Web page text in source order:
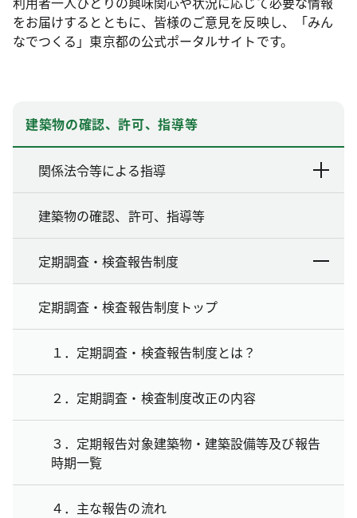
をお届けするとともに、皆様のご意見を反映し、「みん
なでつくる」東京都の公式ポータルサイトです。
建築物の確認、許可、指導等
関係法令等による指導
建築物の確認、許可、指導等
定期調査・検査報告制度
定期調査・検査報告制度トップ
１．定期調査・検査報告制度とは？
２．定期調査・検査制度改正の内容
３．定期報告対象建築物・建築設備等及び報告
時期一覧
４．主な報告の流れ